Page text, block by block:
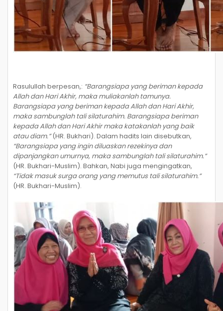
Rasulullah berpesan,: “Barangsiapa yang beriman kepada
Allah dan Hari Akhir, maka muliakanlah tamunya.
Barangsiapa yang beriman kepada Allah dan Hari Akhir,
maka sambunglah tali silaturahim. Barangsiapa beriman
kepada Allah dan Hari Akhir maka katakanlah yang baik
atau diam.”(HR. Bukhari). Dalam hadits lain disebutkan,
“Barangsiapa yang ingin diluaskan rezekinya dan
dipanjangkan umurnya, maka sambunglah tali silaturahim.”
(HR. Bukhari-Muslim). Bahkan, Nabi juga mengingatkan,
“Tidak masuk surga orang yang memutus tali silaturahim.”
(HR. Bukhari-Muslim).